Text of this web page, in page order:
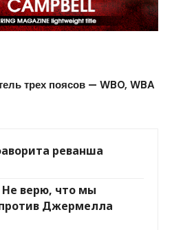
трех поясов — WBO, WBA
реванша
верю, что мы
Джермелла